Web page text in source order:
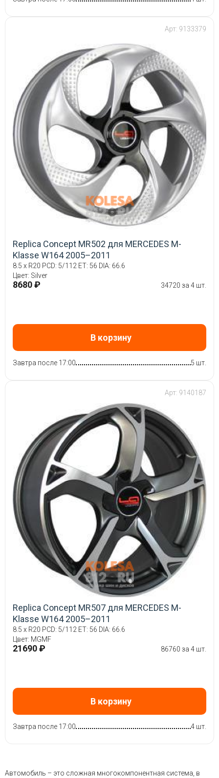
Арт: 9133379
Replica Concept MR502 для MERCEDES M-
Klasse W164 2005–2011
8.5 x R20 PCD: 5/112 ET: 56 DIA: 66.6
Цвет: Silver
8680 ₽ 34720 за 4 шт.
В корзину
Завтра после 17:00 5 шт.
Арт: 9140187
Replica Concept MR507 для MERCEDES M-
Klasse W164 2005–2011
8.5 x R20 PCD: 5/112 ET: 56 DIA: 66.6
Цвет: MGMF
21690 ₽ 86760 за 4 шт.
В корзину
Завтра после 17:00 4 шт.
Автомобиль – это сложная многокомпонентная система, в